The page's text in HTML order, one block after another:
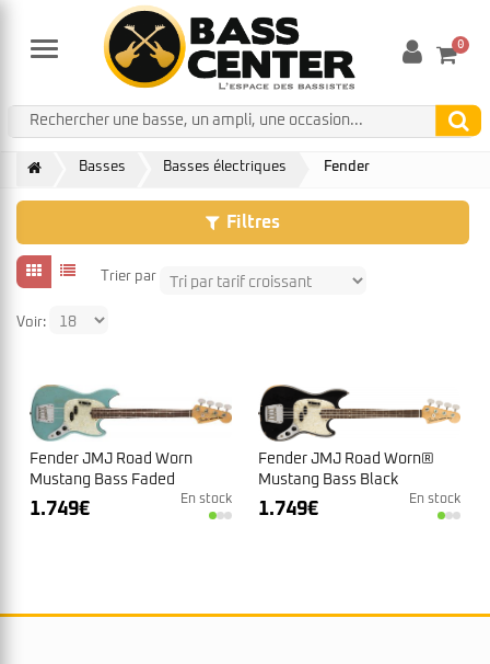
Menu 0
Basses Basses électriques Fender
Filtres
Trier par
Voir:
Fender JMJ Road Worn
Mustang Bass Faded
Daphne Blue
1.749€ En stock
Fender JMJ Road Worn®
Mustang Bass Black
1.749€ En stock